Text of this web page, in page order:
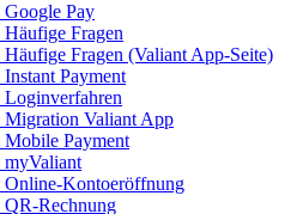
Google Pay
Häufige Fragen
Häufige Fragen (Valiant App-Seite)
Instant Payment
Loginverfahren
Migration Valiant App
Mobile Payment
myValiant
Online-Kontoeröffnung
QR-Rechnung